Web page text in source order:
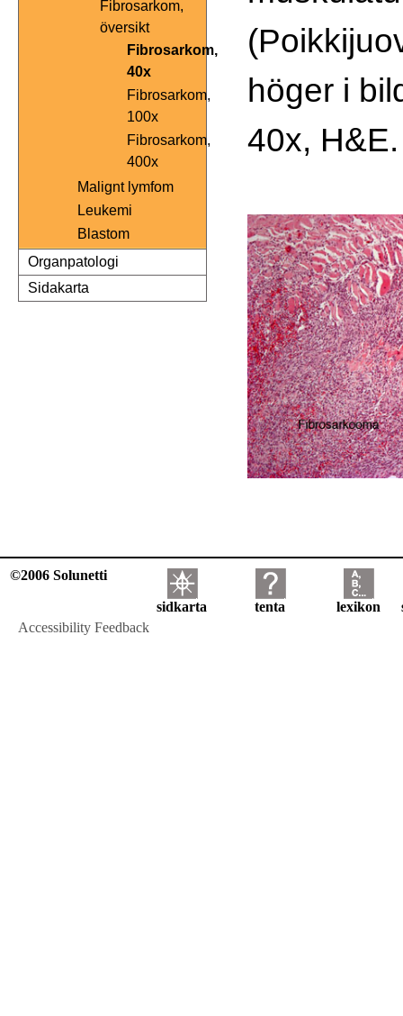
Fibrosarkom,
översikt
Fibrosarkom,
40x
Fibrosarkom,
100x
Fibrosarkom,
400x
Malignt lymfom
Leukemi
Blastom
Organpatologi
Sidakarta
höger i
40x, H&E.
©2006 Solunetti
sidkarta tenta lexikon
Accessibility Feedback